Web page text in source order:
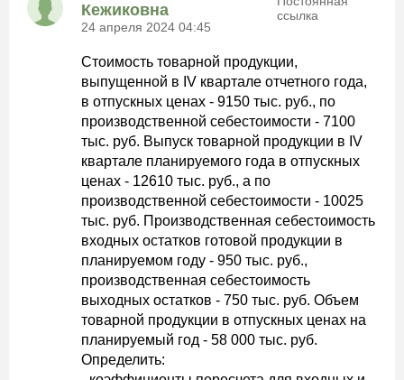
Кежиковна
24 апреля 2024 04:45
ссылка
Стоимость товарной продукции,
выпущенной в IV квартале отчетного года,
в отпускных ценах - 9150 тыс. руб., по
производственной себестоимости - 7100
тыс. руб. Выпуск товарной продукции в IV
квартале планируемого года в отпускных
ценах - 12610 тыс. руб., а по
производственной себестоимости - 10025
тыс. руб. Производственная себестоимость
входных остатков готовой продукции в
планируемом году - 950 тыс. руб.,
производственная себестоимость
выходных остатков - 750 тыс. руб. Объем
товарной продукции в отпускных ценах на
планируемый год - 58 000 тыс. руб.
Определить: